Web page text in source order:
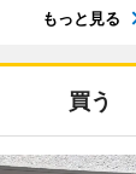
もっと見る
買う